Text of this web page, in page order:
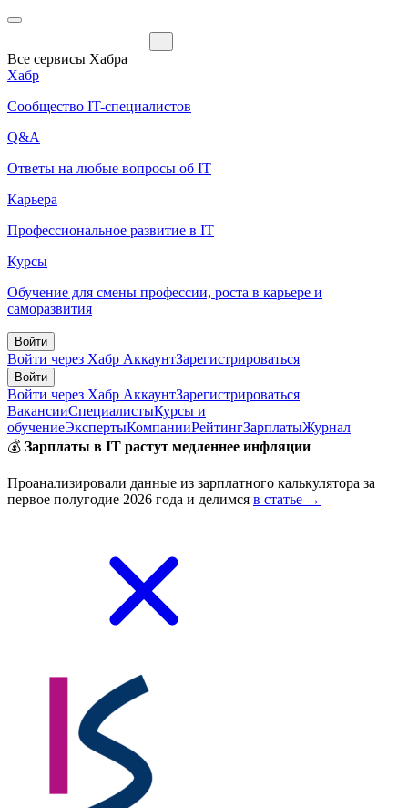
Все сервисы Хабра
Хабр
Сообщество IT-специалистов
Q&A
Ответы на любые вопросы об IT
Карьера
Профессиональное развитие в IT
Курсы
Обучение для смены профессии, роста в карьере и
саморазвития
Войти
Войти через Хабр АккаунтЗарегистрироваться
Войти
Войти через Хабр АккаунтЗарегистрироваться
ВакансииСпециалистыКурсы и
обучениеЭкспертыКомпанииРейтингЗарплатыЖурнал
💰 Зарплаты в IT растут медленнее инфляции
Проанализировали данные из зарплатного калькулятора за
первое полугодие 2026 года и делимся в статье →